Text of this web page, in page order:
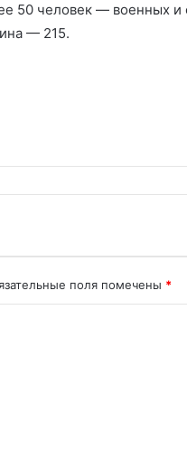
50 человек — военных и
— 215.
поля помечены *